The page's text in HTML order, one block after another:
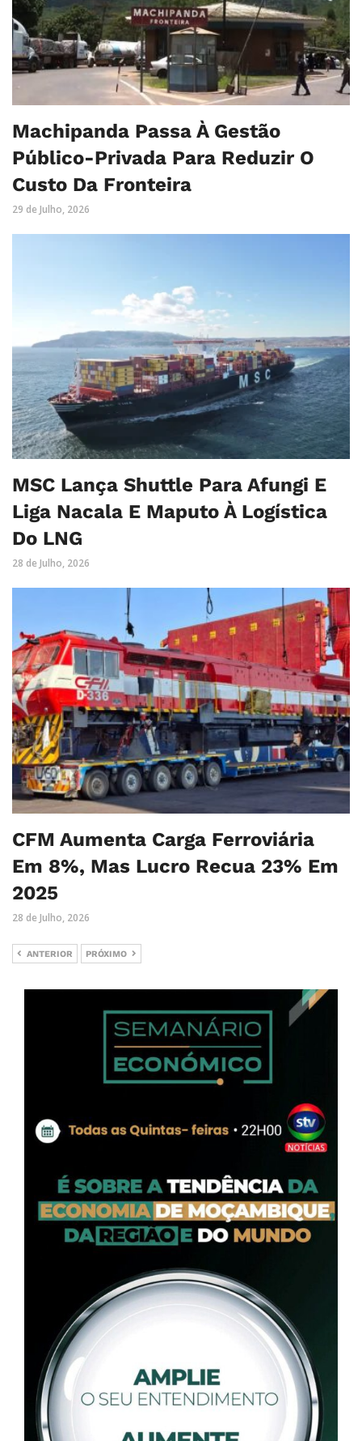
Machipanda Passa À Gestão
Público-Privada Para Reduzir O
Custo Da Fronteira
29 de Julho, 2026
MSC Lança Shuttle Para Afungi E
Liga Nacala E Maputo À Logística
Do LNG
28 de Julho, 2026
CFM Aumenta Carga Ferroviária
Em 8%, Mas Lucro Recua 23% Em
2025
28 de Julho, 2026
ANTERIOR PRÓXIMO